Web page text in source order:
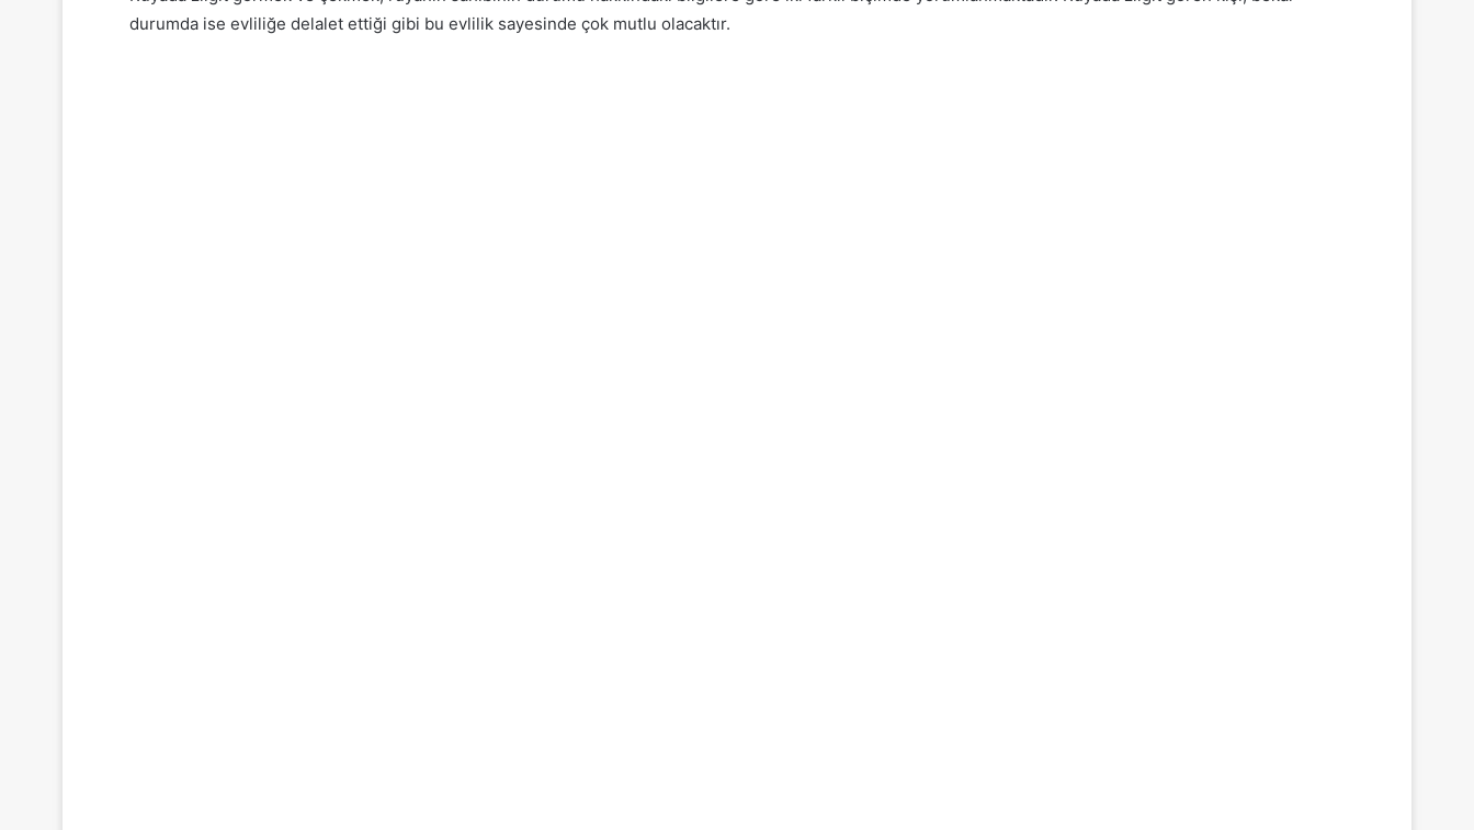
durumda ise evliliğe delalet ettiği gibi bu evlilik sayesinde çok mutlu olacaktır.